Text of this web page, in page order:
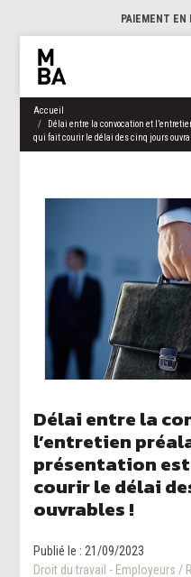
PAIEMENT EN
Accueil
Délai entre la convocation et
qui fait courir le délai des cinq jours
Délai entre la
l’entretien
présentation
courir le délai
ouvrables !
Publié le : 21/09/2023
Droit du travail - Employeurs /